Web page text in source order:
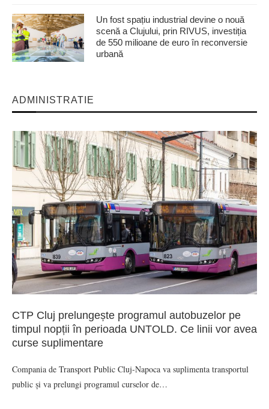
Un fost spațiu industrial devine o nouă
scenă a Clujului, prin RIVUS, investiția
de 550 milioane de euro în reconversie
urbană
ADMINISTRATIE
CTP Cluj prelungește programul autobuzelor pe
timpul nopții în perioada UNTOLD. Ce linii vor avea
curse suplimentare
Compania de Transport Public Cluj-Napoca va suplimenta transportul
public și va prelungi programul curselor de…